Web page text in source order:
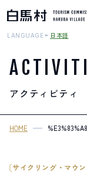
MOUNTAIN &
登山・トレッキング
スキー場
LANGUAGE 日本語
アクティビティ
HOME
サイクリング・マウ